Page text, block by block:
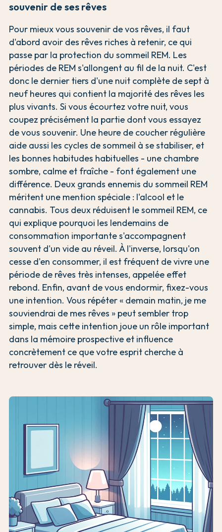
souvenir de ses rêves
Pour mieux vous souvenir de vos rêves, il faut
d'abord avoir des rêves riches à retenir, ce qui
passe par la protection du sommeil REM. Les
périodes de REM s'allongent au fil de la nuit. C'est
donc le dernier tiers d'une nuit complète de sept à
neuf heures qui contient la majorité des rêves les
plus vivants. Si vous écourtez votre nuit, vous
coupez précisément la partie dont vous essayez
de vous souvenir. Une heure de coucher régulière
aide aussi les cycles de sommeil à se stabiliser, et
les bonnes habitudes habituelles - une chambre
sombre, calme et fraîche - font également une
différence. Deux grands ennemis du sommeil REM
méritent une mention spéciale : l'alcool et le
cannabis. Tous deux réduisent le sommeil REM, ce
qui explique pourquoi les lendemains de
consommation importante s'accompagnent
souvent d'un vide au réveil. À l'inverse, lorsqu'on
cesse d'en consommer, il est fréquent de vivre une
période de rêves très intenses, appelée effet
rebond. Enfin, avant de vous endormir, fixez-vous
une intention. Vous répéter « demain matin, je me
souviendrai de mes rêves » peut sembler trop
simple, mais cette intention joue un rôle important
dans la mémoire prospective et influence
concrètement ce que votre esprit cherche à
retrouver dès le réveil.